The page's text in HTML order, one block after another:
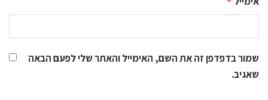
שמור בדפדפן זה את השם, האימייל והאתר שלי לפעם הבאה
שאגיב.